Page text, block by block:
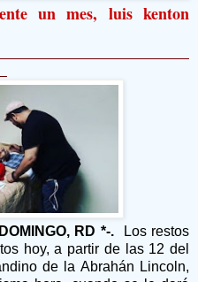
un mes, luis kenton
RD *-.
Los restos
hoy, a partir de las 12 del
de la Abrahán Lincoln,